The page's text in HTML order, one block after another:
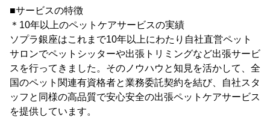
■サービスの特徴
＊10年以上のペットケアサービスの実績
ソプラ銀座はこれまで10年以上にわたり自社直営ペット
サロンでペットシッターや出張トリミングなど出張サービ
スを行ってきました。そのノウハウと知見を活かして、全
国のペット関連有資格者と業務委託契約を結び、自社スタ
ッフと同様の高品質で安心安全の出張ペットケアサービス
を提供しています。